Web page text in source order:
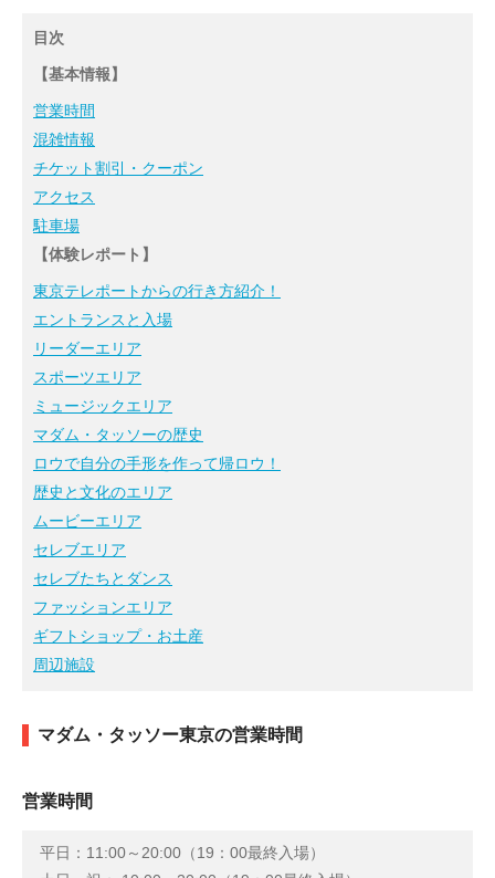
目次
【基本情報】
営業時間
混雑情報
チケット割引・クーポン
アクセス
駐車場
【体験レポート】
東京テレポートからの行き方紹介！
エントランスと入場
リーダーエリア
スポーツエリア
ミュージックエリア
マダム・タッソーの歴史
ロウで自分の手形を作って帰ロウ！
歴史と文化のエリア
ムービーエリア
セレブエリア
セレブたちとダンス
ファッションエリア
ギフトショップ・お土産
周辺施設
マダム・タッソー東京の営業時間
営業時間
平日：11:00～20:00（19：00最終入場）